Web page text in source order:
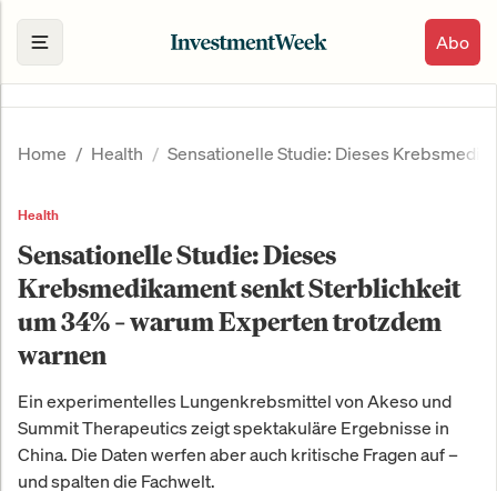
Abo
Home Health Sensationelle Studie: Dieses
Health
Sensationelle Studie: Dieses
Krebsmedikament senkt Sterblichkeit
um 34% – warum Experten trotzdem
warnen
Ein experimentelles Lungenkrebsmittel von Akeso und
Summit Therapeutics zeigt spektakuläre Ergebnisse in
China. Die Daten werfen aber auch kritische Fragen auf –
und spalten die Fachwelt.